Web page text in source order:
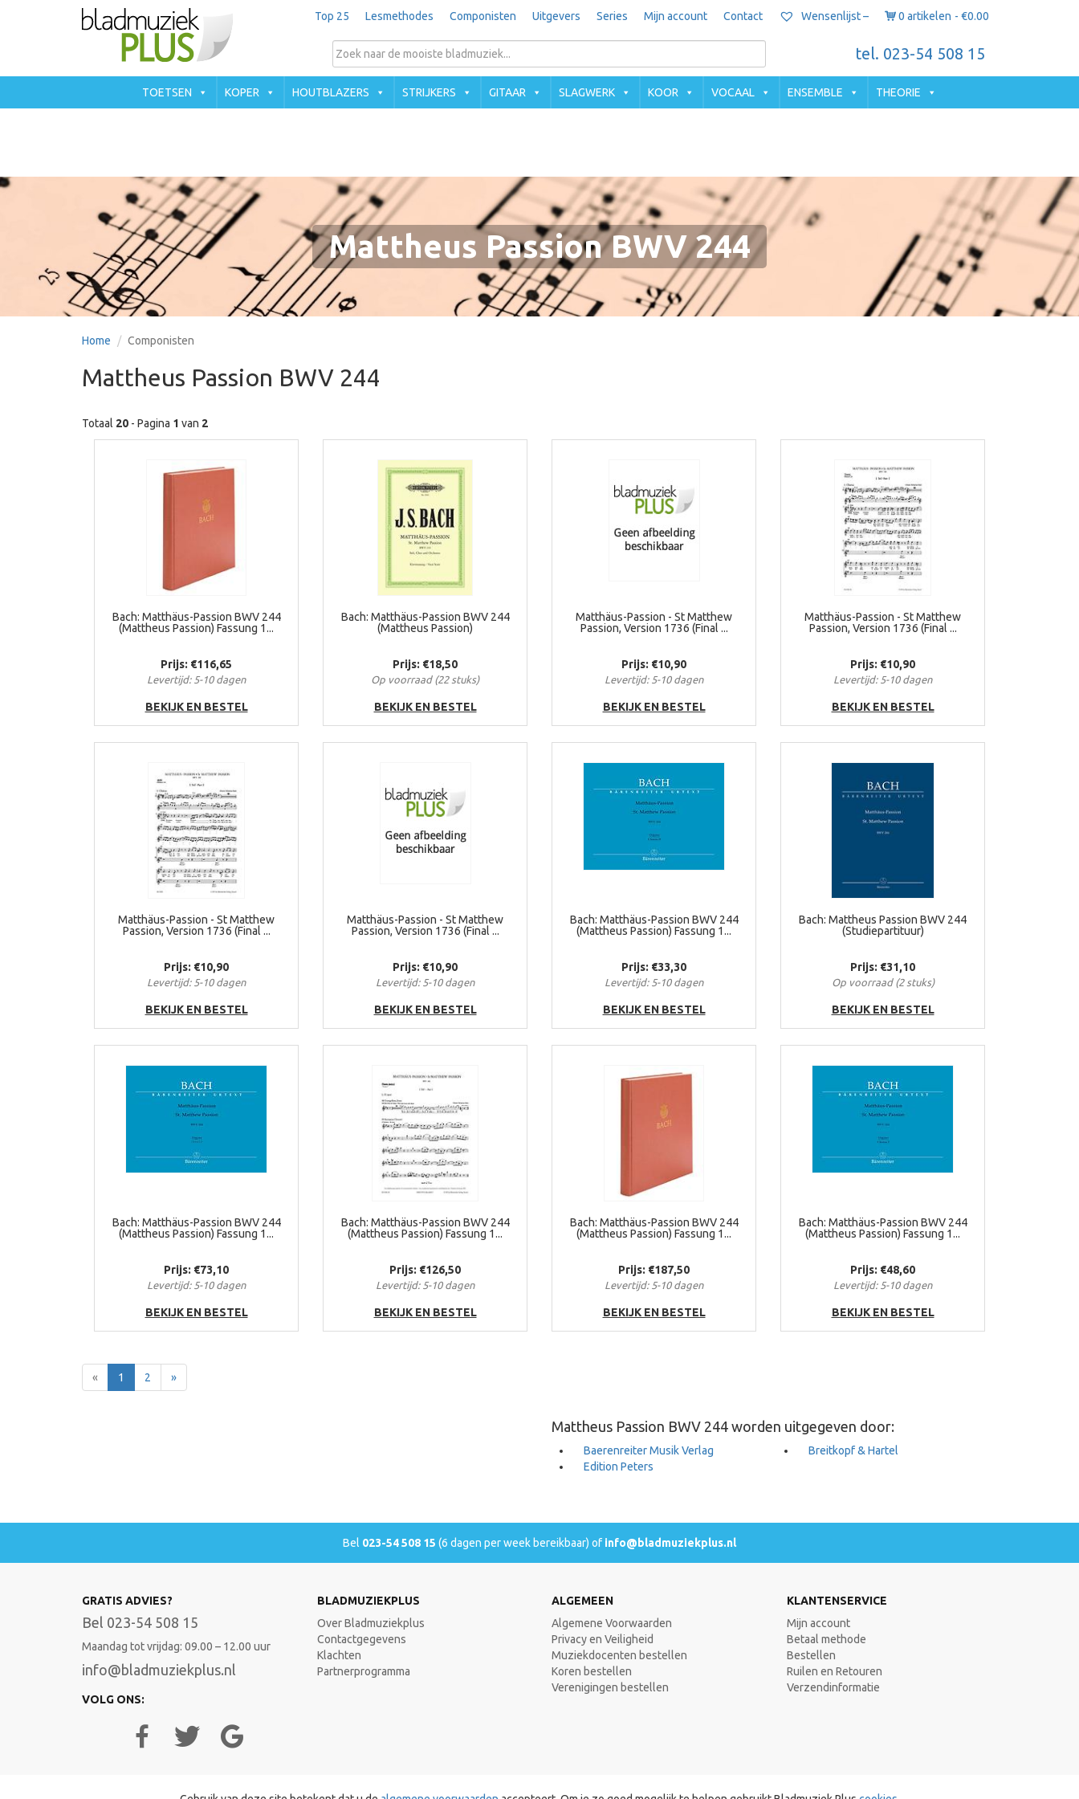
Top 25 Lesmethodes Componisten Uitgevers Series Mijn account Contact Wensenlijst – 0 artikelen €0.00
tel. 023-54 508 15
TOETSEN KOPER HOUTBLAZERS STRIJKERS GITAAR SLAGWERK KOOR VOCAAL ENSEMBLE THEORIE
Mattheus Passion BWV 244
Home Componisten
Mattheus Passion BWV 244
Totaal 20 - Pagina 1 van 2
Bach: Matthäus-Passion BWV 244
(Mattheus Passion) Fassung 1...
Prijs: €116,65
Levertijd: 5-10 dagen
BEKIJK EN BESTEL
Bach: Matthäus-Passion BWV 244
(Mattheus Passion)
Prijs: €18,50
Op voorraad (22 stuks)
BEKIJK EN BESTEL
Matthäus-Passion - St Matthew
Passion, Version 1736 (Final ...
Prijs: €10,90
Levertijd: 5-10 dagen
BEKIJK EN BESTEL
Matthäus-Passion - St Matthew
Passion, Version 1736 (Final ...
Prijs: €10,90
Levertijd: 5-10 dagen
BEKIJK EN BESTEL
Matthäus-Passion - St Matthew
Passion, Version 1736 (Final ...
Prijs: €10,90
Levertijd: 5-10 dagen
BEKIJK EN BESTEL
Matthäus-Passion - St Matthew
Passion, Version 1736 (Final ...
Prijs: €10,90
Levertijd: 5-10 dagen
BEKIJK EN BESTEL
Bach: Matthäus-Passion BWV 244
(Mattheus Passion) Fassung 1...
Prijs: €33,30
Levertijd: 5-10 dagen
BEKIJK EN BESTEL
Bach: Mattheus Passion BWV 244
(Studiepartituur)
Prijs: €31,10
Op voorraad (2 stuks)
BEKIJK EN BESTEL
Bach: Matthäus-Passion BWV 244
(Mattheus Passion) Fassung 1...
Prijs: €73,10
Levertijd: 5-10 dagen
BEKIJK EN BESTEL
Bach: Matthäus-Passion BWV 244
(Mattheus Passion) Fassung 1...
Prijs: €126,50
Levertijd: 5-10 dagen
BEKIJK EN BESTEL
Bach: Matthäus-Passion BWV 244
(Mattheus Passion) Fassung 1...
Prijs: €187,50
Levertijd: 5-10 dagen
BEKIJK EN BESTEL
Bach: Matthäus-Passion BWV 244
(Mattheus Passion) Fassung 1...
Prijs: €48,60
Levertijd: 5-10 dagen
BEKIJK EN BESTEL
« Terug1 2 »Voor
Mattheus Passion BWV 244 worden uitgegeven door:
Baerenreiter Musik Verlag
Breitkopf & Hartel
Edition Peters
Bel 023-54 508 15 (6 dagen per week bereikbaar) of info@bladmuziekplus.nl
GRATIS ADVIES?
Bel 023-54 508 15
Maandag tot vrijdag: 09.00 – 12.00 uur
info@bladmuziekplus.nl
VOLG ONS:
BLADMUZIEKPLUS
Over Bladmuziekplus
Contactgegevens
Klachten
Partnerprogramma
ALGEMEEN
Algemene Voorwaarden
Privacy en Veiligheid
Muziekdocenten bestellen
Koren bestellen
Verenigingen bestellen
KLANTENSERVICE
Mijn account
Betaal methode
Bestellen
Ruilen en Retouren
Verzendinformatie